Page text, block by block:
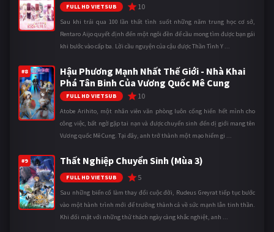
FULL HD VIETSUB 10
Sau khi trải qua 100 lần thất tình suốt những năm trung học cơ sở,
Rentaro Aijo quyết định đến một ngôi đền để cầu mong tìm được bạn gái
khi bước vào cấp ba. Lời cầu nguyện của cậu được Thần Tình Y ...
#8
Hậu Phương Mạnh Nhất Thế Giới - Nhà Khai
Phá Tân Binh Của Vương Quốc Mê Cung
FULL HD VIETSUB 10
Atobe Arihito, một nhân viên văn phòng luôn cống hiến hết mình cho
công việc, bất ngờ gặp tai nạn và được chuyển sinh đến dị giới mang tên
Vương quốc Mê Cung. Tại đây, anh trở thành một mạo hiểm gi ...
#9 Thất Nghiệp Chuyển Sinh (Mùa 3)
FULL HD VIETSUB 5
Sau những biến cố làm thay đổi cuộc đời, Rudeus Greyrat tiếp tục bước
vào một hành trình mới để trưởng thành cả về sức mạnh lẫn tinh thần.
Khi đối mặt với những thử thách ngày càng khắc nghiệt, anh ...